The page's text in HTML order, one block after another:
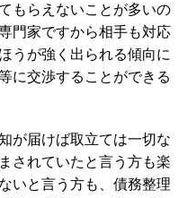
もらえないことが多いの
門家ですから相手も対応
うが強く出られる傾向に
に交渉することができる
が届けば取立ては一切な
されていたと言う方も楽
いと言う方も、債務整理